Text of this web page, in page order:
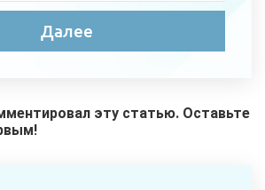
эту статью. Оставьте